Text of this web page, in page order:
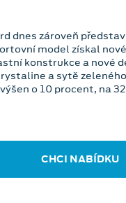
dnes zároveň
model získal
konstrukce a nové
a sytě
o 10 procent, na
CHCI NABÍDKU